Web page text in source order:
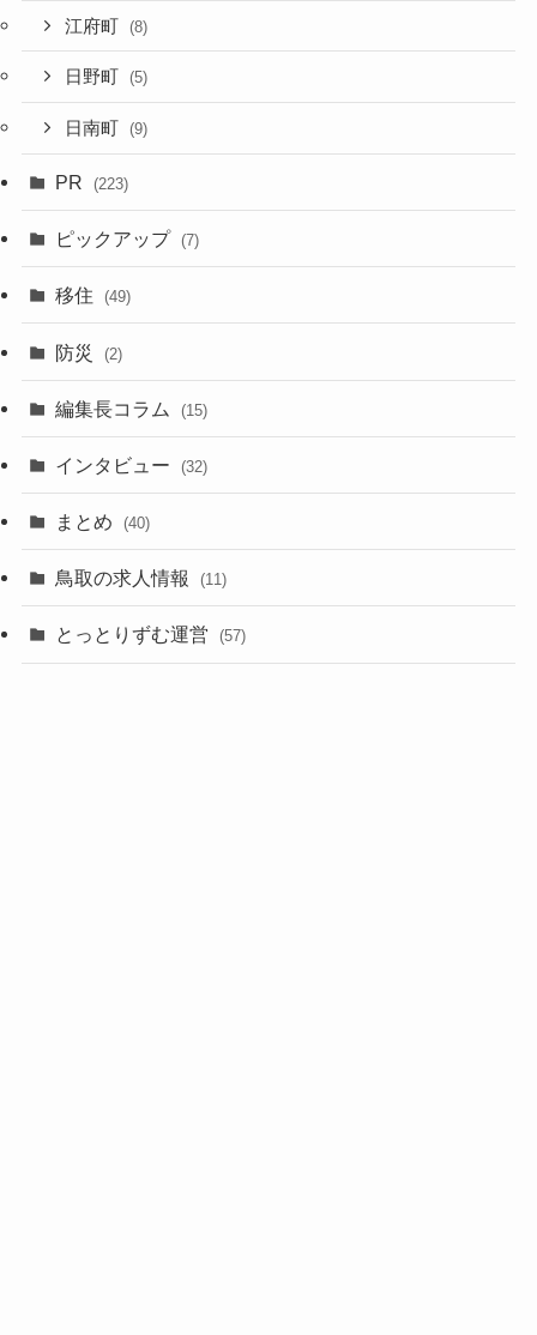
江府町 (8)
日野町 (5)
日南町 (9)
PR (223)
ピックアップ (7)
移住 (49)
防災 (2)
編集長コラム (15)
インタビュー (32)
まとめ (40)
鳥取の求人情報 (11)
とっとりずむ運営 (57)